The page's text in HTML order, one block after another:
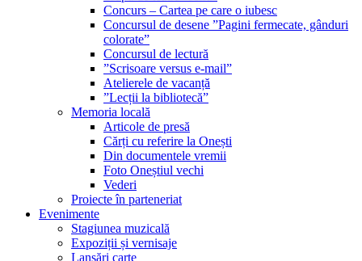
Concurs – Cartea pe care o iubesc
Concursul de desene ”Pagini fermecate, gânduri
colorate”
Concursul de lectură
”Scrisoare versus e-mail”
Atelierele de vacanță
”Lecții la bibliotecă”
Memoria locală
Articole de presă
Cărți cu referire la Onești
Din documentele vremii
Foto Oneștiul vechi
Vederi
Proiecte în parteneriat
Evenimente
Stagiunea muzicală
Expoziții și vernisaje
Lansări carte